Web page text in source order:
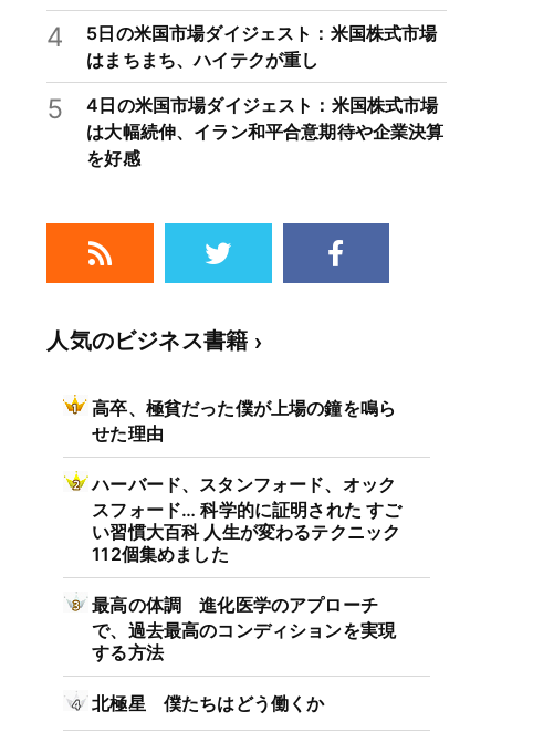
4
5日の米国市場ダイジェスト：米国株式市場
はまちまち、ハイテクが重し
5
4日の米国市場ダイジェスト：米国株式市場
は大幅続伸、イラン和平合意期待や企業決算
を好感
人気のビジネス書籍
高卒、極貧だった僕が上場の鐘を鳴ら
せた理由
ハーバード、スタンフォード、オック
スフォード… 科学的に証明された すご
い習慣大百科 人生が変わるテクニック
112個集めました
最高の体調 進化医学のアプローチ
で、過去最高のコンディションを実現
する方法
北極星 僕たちはどう働くか